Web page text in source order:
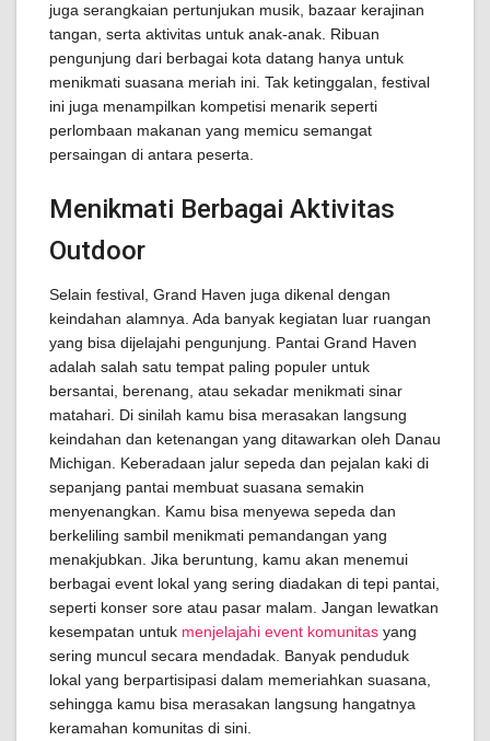
juga serangkaian pertunjukan musik, bazaar kerajinan
tangan, serta aktivitas untuk anak-anak. Ribuan
pengunjung dari berbagai kota datang hanya untuk
menikmati suasana meriah ini. Tak ketinggalan, festival
ini juga menampilkan kompetisi menarik seperti
perlombaan makanan yang memicu semangat
persaingan di antara peserta.
Menikmati Berbagai Aktivitas
Outdoor
Selain festival, Grand Haven juga dikenal dengan
keindahan alamnya. Ada banyak kegiatan luar ruangan
yang bisa dijelajahi pengunjung. Pantai Grand Haven
adalah salah satu tempat paling populer untuk
bersantai, berenang, atau sekadar menikmati sinar
matahari. Di sinilah kamu bisa merasakan langsung
keindahan dan ketenangan yang ditawarkan oleh Danau
Michigan. Keberadaan jalur sepeda dan pejalan kaki di
sepanjang pantai membuat suasana semakin
menyenangkan. Kamu bisa menyewa sepeda dan
berkeliling sambil menikmati pemandangan yang
menakjubkan. Jika beruntung, kamu akan menemui
berbagai event lokal yang sering diadakan di tepi pantai,
seperti konser sore atau pasar malam. Jangan lewatkan
kesempatan untuk menjelajahi event komunitas yang
sering muncul secara mendadak. Banyak penduduk
lokal yang berpartisipasi dalam memeriahkan suasana,
sehingga kamu bisa merasakan langsung hangatnya
keramahan komunitas di sini.